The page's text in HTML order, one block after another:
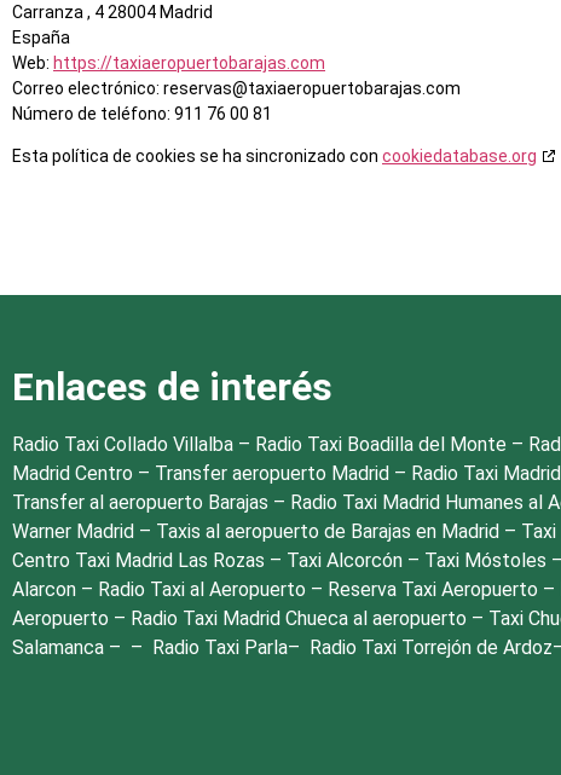
Carranza , 4 28004 Madrid
España
Web: https://taxiaeropuertobarajas.com
Correo electrónico: reservas@taxiaeropuertobarajas.com
Número de teléfono: 911 76 00 81
Esta política de cookies se ha sincronizado con cookiedatabase.org
Enlaces de interés
Radio Taxi Collado Villalba – Radio Taxi Boadilla del Monte –
Madrid Centro – Transfer aeropuerto Madrid – Radio Taxi
Transfer al aeropuerto Barajas – Radio Taxi Madrid Humanes al
Warner Madrid – Taxis al aeropuerto de Barajas en Madrid –
Centro Taxi Madrid Las Rozas – Taxi Alcorcón – Taxi Móstoles –
Alarcon – Radio Taxi al Aeropuerto – Reserva Taxi Aeropuerto –
Aeropuerto – Radio Taxi Madrid Chueca al aeropuerto – Taxi
Salamanca – – Radio Taxi Parla– Radio Taxi Torrejón de Ardoz